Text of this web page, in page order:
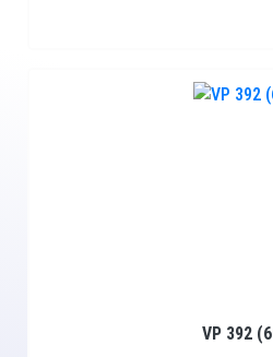
VP 392